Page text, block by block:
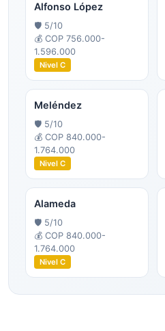
Alfonso López
🛡️ 5/10
💰 COP 756.000-
1.596.000
Nivel C
Meléndez
🛡️ 5/10
💰 COP 840.000-
1.764.000
Nivel C
Alameda
🛡️ 5/10
💰 COP 840.000-
1.764.000
Nivel C